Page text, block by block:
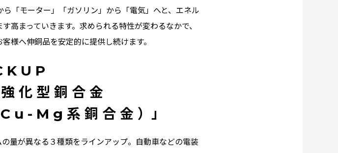
「モーター」「ガソリン」から「電気」へと、エネル
高まっていきます。求められる特性が変わるなかで、
様へ伸銅品を安定的に提供し続けます。
K U P
化 型 銅 合 金
u - M g 系 銅 合 金 ）」
量が異なる３種類をラインアップ。自動車などの電装